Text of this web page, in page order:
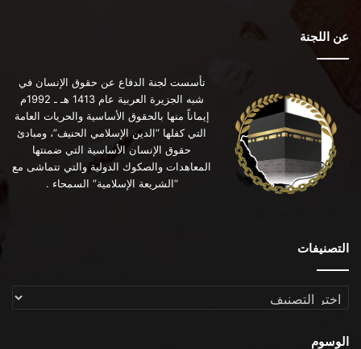
عن اللجنة
تأسست لجنة الدفاع عن حقوق الإنسان في
شبه الجزيرة العربية عام 1413 هـ ـ 1992م
إيماناً منها بالحقوق الأساسية والحريات العامة
التي كفلها “الدين الإسلامي الحنيف”، ومبادئ
حقوق الإنسان الأساسية التي ضمنتها
المعاهدات والصكوك الدولية والتي تتماشى مع
“الشريعة الإسلامية” السمحاء .
التصنيفات
التصنيفات
الوسوم